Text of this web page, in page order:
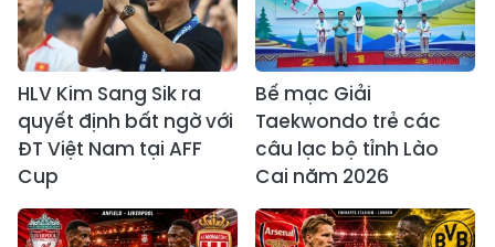
HLV Kim Sang Sik ra
quyết định bất ngờ với
ĐT Việt Nam tại AFF
Cup
Bế mạc Giải
Taekwondo trẻ các
câu lạc bộ tỉnh Lào
Cai năm 2026